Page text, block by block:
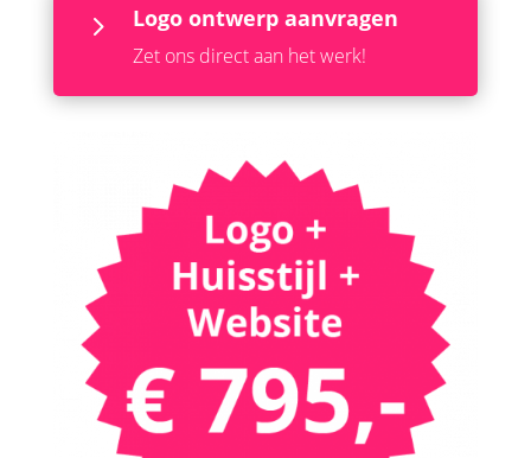
5 Logo ontwerp aanvragen
Zet ons direct aan het werk!